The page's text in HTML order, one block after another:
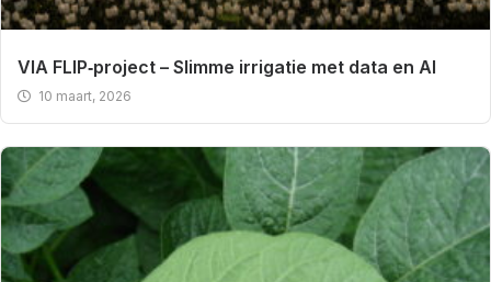
VIA FLIP‑project – Slimme irrigatie met data en AI
10 maart, 2026